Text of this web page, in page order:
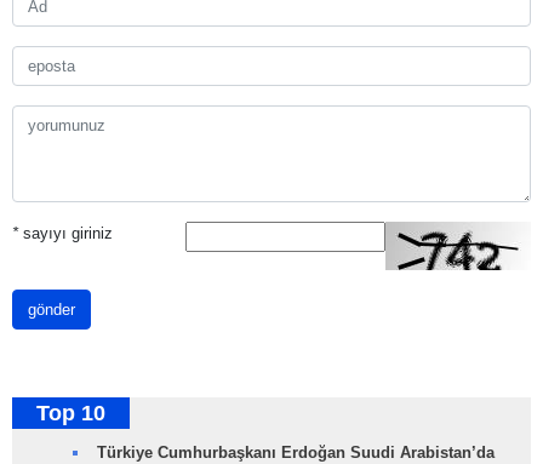
*sayıyı giriniz
gönder
Top 10
Türkiye Cumhurbaşkanı Erdoğan Suudi Arabistan’da